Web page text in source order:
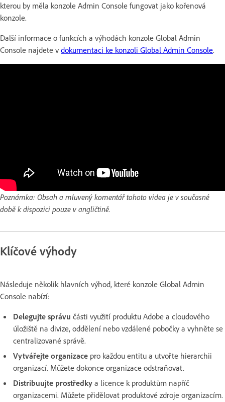
kterou by měla konzole Admin Console fungovat jako kořenová
konzole.
Další informace o funkcích a výhodách konzole Global Admin
Console najdete v dokumentaci ke konzoli Global Admin Console.
Poznámka: Obsah a mluvený komentář tohoto videa je v současné
době k dispozici pouze v angličtině.
Klíčové výhody
Následuje několik hlavních výhod, které konzole Global Admin
Console nabízí:
Delegujte správu části využití produktu Adobe a cloudového
úložiště na divize, oddělení nebo vzdálené pobočky a vyhněte se
centralizované správě.
Vytvářejte organizace pro každou entitu a utvořte hierarchii
organizací. Můžete dokonce organizace odstraňovat.
Distribuujte prostředky a licence k produktům napříč
organizacemi. Můžete přidělovat produktové zdroje organizacím.